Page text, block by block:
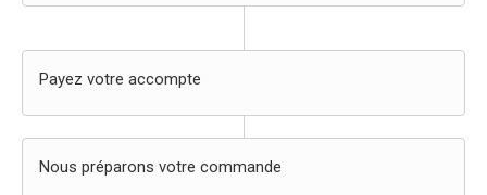
Payez votre accompte
Nous préparons votre commande